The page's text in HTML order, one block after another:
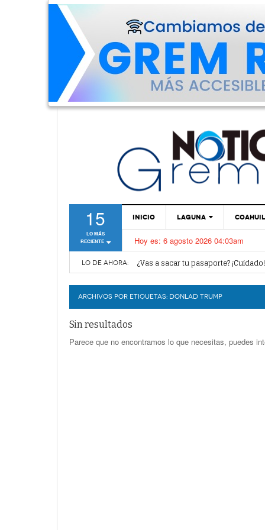
15
LO MÁS
RECIENTE
INICIO LAGUNA
TORREÓN
GÓMEZ PALACIO
Hoy es: 6 agosto 2026 04:03am
LO DE AHORA:
Van por mejoras al sistema de
¿Vas a sacar tu pasaporte?
Habrá más suspensiones de
Recorte de 16 mdp en
horas -
Promueven campaña sobre
ARCHIVOS POR ETIQUETAS: DONLAD TRUMP
Sin resultados
Parece que no encontramos lo que necesitas, puedes